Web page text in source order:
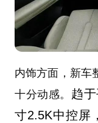
内饰方面，新车
十分动感。 趋
寸2.5K中控屏，